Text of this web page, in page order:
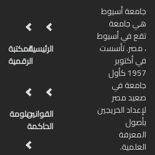
جامعة أسيوط
هي جامعة
تقع في أسيوط
، مصر. تأسست
في أكتوبر
1957 كأول
جامعة في
صعيد مصر
لإعداد الخريجين
بأصول
المعرفة
العلمية.
الرئيسيةالمكتبة
الرقمية
القوانين
الحاكمة
دبلومة